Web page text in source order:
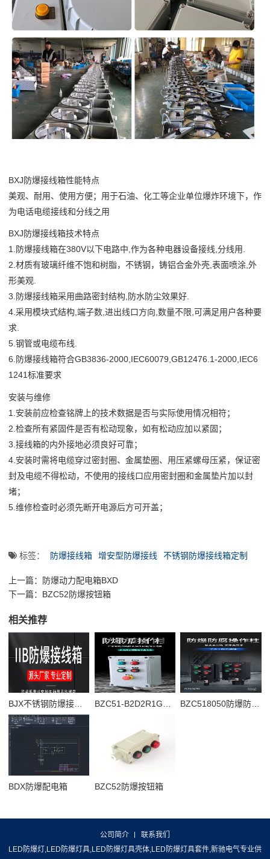
BXJ防爆接线箱性能特点
美观、耐用、使用方便；用于石油、化工等企业单位爆炸环境下，作
为电话电缆接线和分线之用
BXJ防爆接线箱技术特点
1.防爆接线箱在380V以下电路中,作为各种电器设备接线,分线用.
2.材质有玻璃纤维不饱和树脂，不锈钢，铸铝合金外壳,表面喷涂,外
形美观.
3.防爆接线箱采用曲路密封结构,防水防尘效果好.
4.采用模块式结构,端子数,进出线口方向,数量不限,可满足用户各种要
求.
5.钢管或电缆布线.
6.防爆接线箱符合GB3836-2000,IEC60079,GB12476.1-2000,IEC6
1241标准要求
安装与维修
1.安装前应检查铭牌上的技术数据是否与实际使用情况相符；
2.检查所有紧固件是否有松动现象，如有松动应加以紧固；
3.接线箱的内外接地必须良好可靠；
4.安装时需将电缆穿过密封圈、金属垫圈、用压紧螺母压紧，保证密
封及电缆不得松动，不使用的接线口应用密封圈和金属垫片加以封
堵；
5.维修检查时必须先断开电源后方可开盖；
标签： 防爆接线箱 增安型防爆接线 不锈钢防爆接线箱定制
上一篇：
防爆动力配电箱BXD
下一篇： BZC52防爆按钮箱
相关推荐
BJX不锈钢防爆接线箱 BZC51-B2D2R1G防爆操作柱 BZC518050防爆防腐操作柱
BDX防爆配电箱 BZC52防爆按钮箱
公司简介
联系我们
LED防爆灯,LED防爆灯具,LED防爆灯具壳体,LED防爆灯具套件,新驰电气专业供